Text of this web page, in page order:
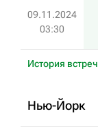
09.11.2024
03:30
История встреч
Нью-Йорк